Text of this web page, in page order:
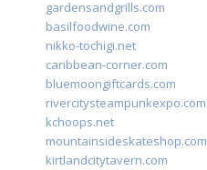
gardensandgrills.com
basilfoodwine.com
nikko-tochigi.net
caribbean-corner.com
bluemoongiftcards.com
rivercitysteampunkexpo.com
kchoops.net
mountainsideskateshop.com
kirtlandcitytavern.com